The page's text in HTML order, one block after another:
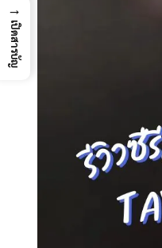
→
เปิดสารบัญ